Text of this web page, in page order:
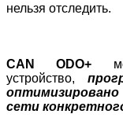
нельзя отследить.
CAN ODO+
устройство,
сети